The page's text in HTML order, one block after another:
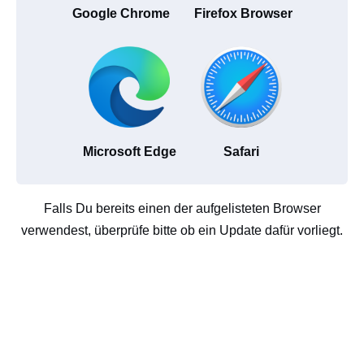
Google Chrome Firefox Browser
Microsoft Edge Safari
Falls Du bereits einen der aufgelisteten Browser
verwendest, überprüfe bitte ob ein Update dafür vorliegt.